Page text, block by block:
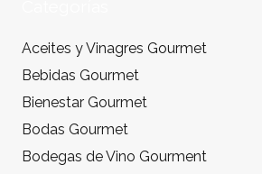
Aceites y Vinagres Gourmet
Bebidas Gourmet
Bienestar Gourmet
Bodas Gourmet
Bodegas de Vino Gourment